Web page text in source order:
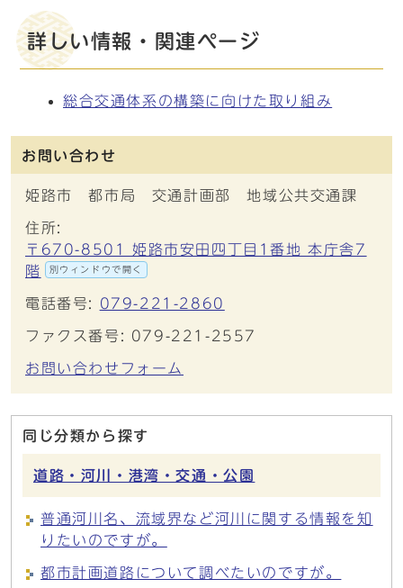
詳しい情報・関連ページ
総合交通体系の構築に向けた取り組み
お問い合わせ
姫路市 都市局 交通計画部 地域公共交通課
住所:
〒670-8501 姫路市安田四丁目1番地 本庁舎7
階
別ウィンドウで開く
電話番号: 079-221-2860
ファクス番号: 079-221-2557
お問い合わせフォーム
同じ分類から探す
道路・河川・港湾・交通・公園
普通河川名、流域界など河川に関する情報を知
りたいのですが。
都市計画道路について調べたいのですが。